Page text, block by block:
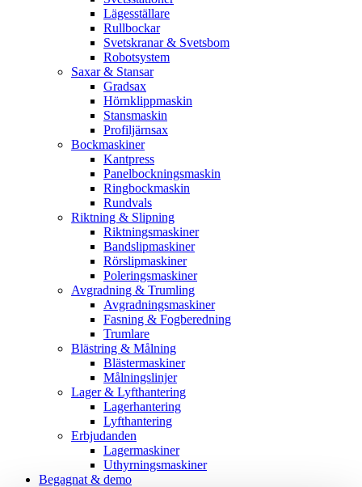
Lägesställare
Rullbockar
Svetskranar & Svetsbom
Robotsystem
Saxar & Stansar
Gradsax
Hörnklippmaskin
Stansmaskin
Profiljärnsax
Bockmaskiner
Kantpress
Panelbockningsmaskin
Ringbockmaskin
Rundvals
Riktning & Slipning
Riktningsmaskiner
Bandslipmaskiner
Rörslipmaskiner
Poleringsmaskiner
Avgradning & Trumling
Avgradningsmaskiner
Fasning & Fogberedning
Trumlare
Blästring & Målning
Blästermaskiner
Målningslinjer
Lager & Lyfthantering
Lagerhantering
Lyfthantering
Erbjudanden
Lagermaskiner
Uthyrningsmaskiner
Begagnat & demo